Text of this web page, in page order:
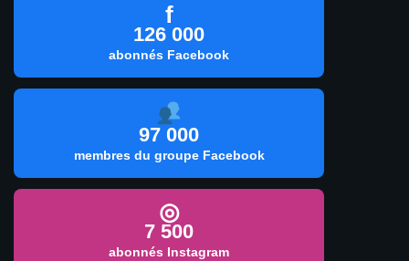
f
126 000
abonnés Facebook
97 000
membres du groupe Facebook
◎
7 500
abonnés Instagram